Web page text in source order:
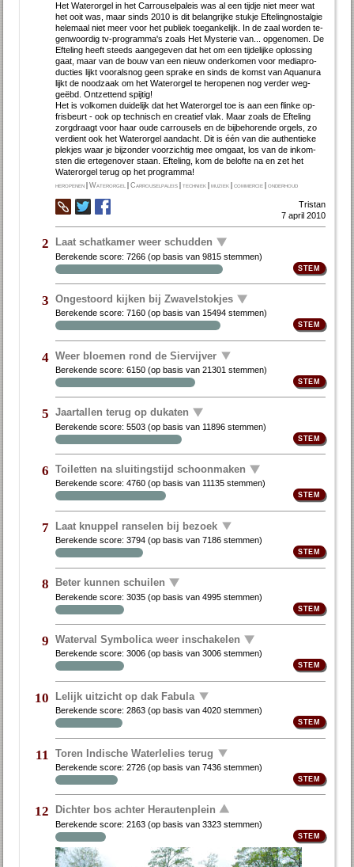
Het Wa­ter­or­gel in het Car­rou­sel­pa­leis was al een tijd­je niet meer wat
het ooit was, maar sinds 2010 is dit be­lang­rij­ke stuk­je Ef­te­ling­nostal­gie
he­le­maal niet meer voor het pu­bliek toe­gan­ke­lijk. In de zaal wor­den te­
gen­woor­dig tv-pro­gram­ma's zo­als Het Mysterie van... op­ge­no­men. De
Ef­te­ling heeft steeds aan­ge­ge­ven dat het om een tij­de­lij­ke op­los­sing
gaat, maar van de bouw van een nieuw on­der­ko­men voor me­dia­pro­
duc­ties lijkt voor­als­nog geen spra­ke en sinds de komst van Aquan­ura
lijkt de nood­zaak om het Wa­ter­or­gel te her­o­pe­nen nog ver­der weg­
geëbd. Ont­zet­tend spij­tig!
Het is vol­ko­men dui­de­lijk dat het Wa­ter­or­gel toe is aan een flin­ke op­
fris­beurt - ook op tech­nisch en cre­a­tief vlak. Maar zo­als de Ef­te­ling
zorgdraagt voor haar ou­de car­rou­sels en de bij­be­ho­ren­de or­gels, zo
ver­dient ook het Wa­ter­or­gel aan­dacht. Dit is één van die au­then­tie­ke
plek­jes waar je bij­zon­der voor­zich­tig mee om­gaat, los van de in­kom­
sten die er­te­gen­over staan. Ef­te­ling, kom de be­lof­te na en zet het
Water­orgel terug op het pro­gram­ma!
heropenen |Waterorgel |Carrouselpaleis |techniek |muziek |commercie |onderhoud
Tristan
7 april 2010
2 Laat schatkamer weer schudden
Berekende score:7266 (op basis van9815 stemmen)
3 Ongestoord kijken bij Zwavelstokjes
Berekende score:7160 (op basis van 15494 stemmen)
4 Weer bloemen rond de Siervijver
Berekende score:6150 (op basis van21301 stemmen)
5 Jaartallen terug op dukaten
Berekende score:5503 (op basis van 11896 stemmen)
6 Toiletten na sluitingstijd schoonmaken
Berekende score:4760 (op basis van 11135 stemmen)
7 Laat knuppel ranselen bij bezoek
Berekende score:3794 (op basis van7186 stemmen)
8 Beter kunnen schuilen
Berekende score:3035 (op basis van4995 stemmen)
9 Waterval Symbolica weer inschakelen
Berekende score:3006 (op basis van3006 stemmen)
10 Lelijk uitzicht op dak Fabula
Berekende score:2863 (op basis van4020 stemmen)
11 Toren Indische Waterlelies terug
Berekende score:2726 (op basis van7436 stemmen)
12 Dichter bos achter Herautenplein
Berekende score:2163 (op basis van3323 stemmen)